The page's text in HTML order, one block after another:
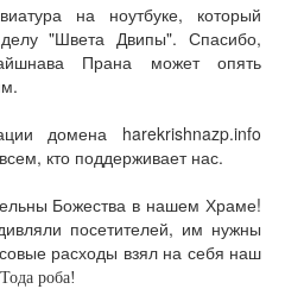
на ноутбуке, который
"Швета Двипы". Спасибо,
Прана может опять
домена harekrishnazp.info
кто поддерживает нас.
Божества в нашем Храме!
посетителей, им нужны
расходы взял на себя наш
Тода роба!